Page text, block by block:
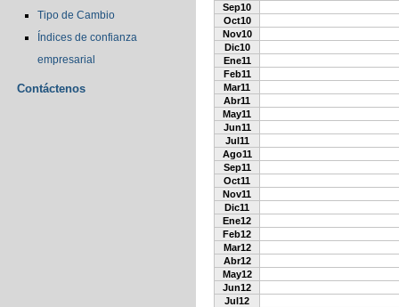
Tipo de Cambio
Índices de confianza
empresarial
Contáctenos
Sep10
Oct10
Nov10
Dic10
Ene11
Feb11
Mar11
Abr11
May11
Jun11
Jul11
Ago11
Sep11
Oct11
Nov11
Dic11
Ene12
Feb12
Mar12
Abr12
May12
Jun12
Jul12